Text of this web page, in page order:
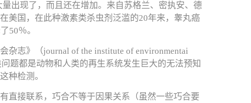
出现了，而且还在增加。来自苏格兰、密执安、德
美国，在此种激素类杀虫剂泛滥的20年来，睾丸癌
50％。
志》（journal of the institute of environmentai
题都是动物和人类的再生系统发生巨大的无法预知
种检测。
直接联系，巧合不等于因果关系（虽然一些巧合要